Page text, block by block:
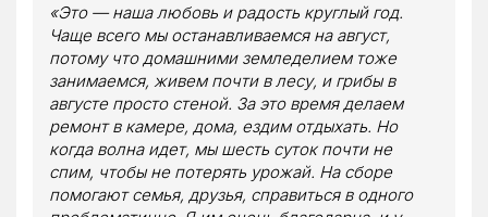
«Это — наша любовь и радость круглый год.
Чаще всего мы останавливаемся на август,
потому что домашними земледелием тоже
занимаемся, живем почти в лесу, и грибы в
августе просто стеной. За это время делаем
ремонт в камере, дома, ездим отдыхать. Но
когда волна идет, мы шесть суток почти не
спим, чтобы не потерять урожай. На сборе
помогают семья, друзья, справиться в одного